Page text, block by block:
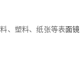
、塑料、纸张等表面镜